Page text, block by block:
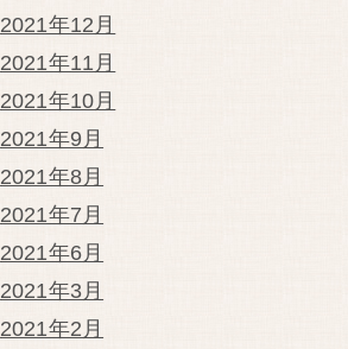
2021年12月
2021年11月
2021年10月
2021年9月
2021年8月
2021年7月
2021年6月
2021年3月
2021年2月